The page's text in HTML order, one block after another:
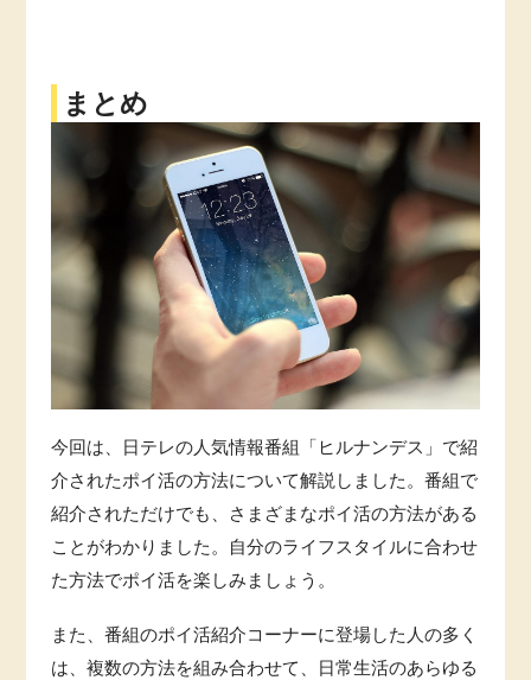
まとめ
今回は、日テレの人気情報番組「ヒルナンデス」で紹
介されたポイ活の方法について解説しました。番組で
紹介されただけでも、さまざまなポイ活の方法がある
ことがわかりました。自分のライフスタイルに合わせ
た方法でポイ活を楽しみましょう。
また、番組のポイ活紹介コーナーに登場した人の多く
は、複数の方法を組み合わせて、日常生活のあらゆる